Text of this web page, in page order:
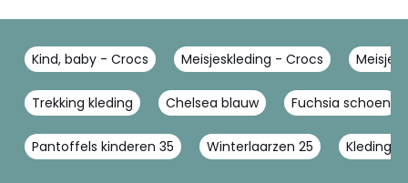
Kind, baby - Crocs Meisjeskleding - Crocs
Trekking kleding Chelsea blauw Fuchsia schoen
Pantoffels kinderen 35 Winterlaarzen 25 Kleding